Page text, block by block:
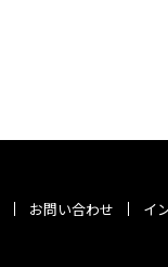
お問い合わせ イ